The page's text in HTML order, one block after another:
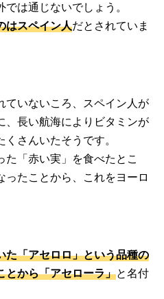
では通じないでしょう。
はスペイン人だとされていま
ていないころ、スペイン人が
、長い航海によりビタミンが
さんいたそうです。
た「赤い実」を食べたとこ
たことから、これをヨーロ
た「アセロロ」という品種の
とから「アセローラ」と名付